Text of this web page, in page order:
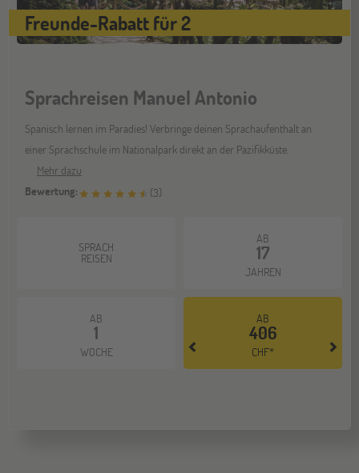
Freunde-Rabatt für 2
Sprachreisen Manuel Antonio
Spanisch lernen im Paradies! Verbringe deinen Sprachaufenthalt an
einer Sprachschule im Nationalpark direkt an der Pazifikküste.
Mehr dazu
Bewertung:
(3)
SPRACH
REISEN
AB
17
JAHREN
AB
1
WOCHE
AB
406
CHF*